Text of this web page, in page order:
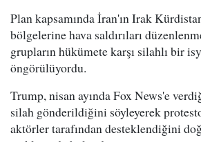
Plan kapsamında İran'ın Irak
bölgelerine hava saldırıları
grupların hükümete karşı silahlı bir
öngörülüyordu.
Trump, nisan ayında Fox News'e
silah gönderildiğini söyleyerek
aktörler tarafından desteklendiğini